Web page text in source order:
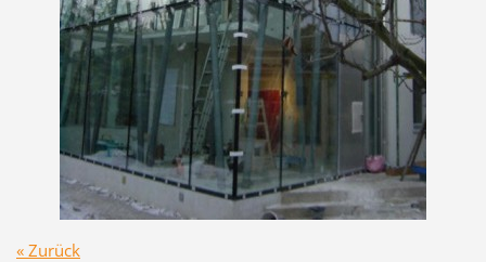
« Zurück